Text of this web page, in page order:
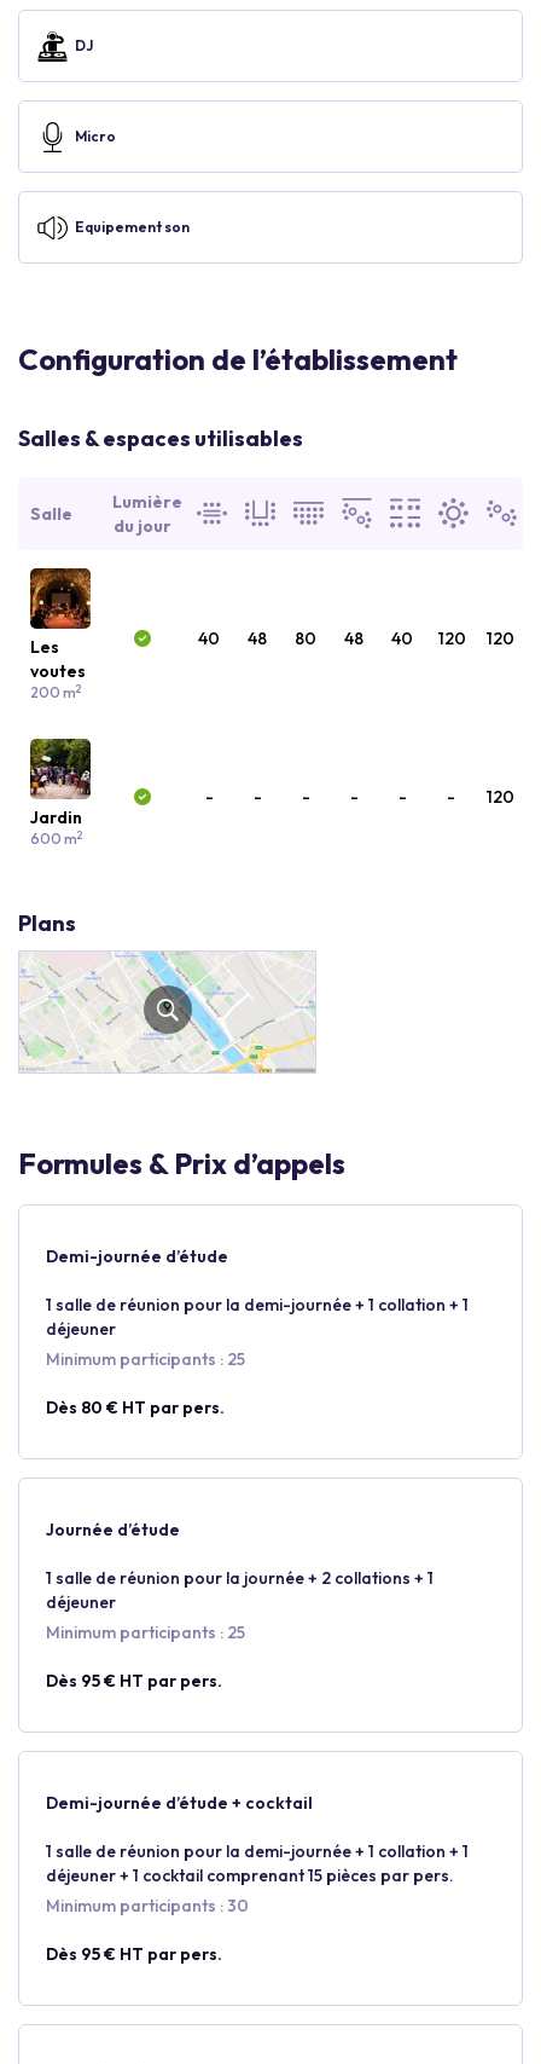
DJ
Micro
Equipement son
Configuration de l’établissement
Salles & espaces utilisables
Salle
Lumière
du jour
Les
voutes
200 m2
40 48 80 48 40 120 120
Jardin
600 m2
- - - - - - 120
Plans
Formules & Prix d’appels
Demi-journée d’étude
1 salle de réunion pour la demi-journée + 1 collation + 1
déjeuner
Minimum participants : 25
Dès 80 € HT par pers.
Journée d’étude
1 salle de réunion pour la journée + 2 collations + 1
déjeuner
Minimum participants : 25
Dès 95 € HT par pers.
Demi-journée d’étude + cocktail
1 salle de réunion pour la demi-journée + 1 collation + 1
déjeuner + 1 cocktail comprenant 15 pièces par pers.
Minimum participants : 30
Dès 95 € HT par pers.